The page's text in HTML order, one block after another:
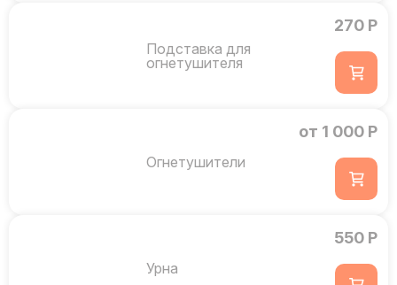
Подставка для
огнетушителя
270 Р
Огнетушители
от 1 000 Р
Урна
550 Р